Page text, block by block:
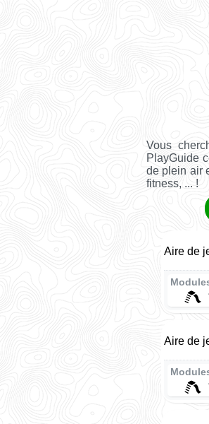
Vous
PlayGuide
de plein air
fitness, ... !
Aire de
Aire de